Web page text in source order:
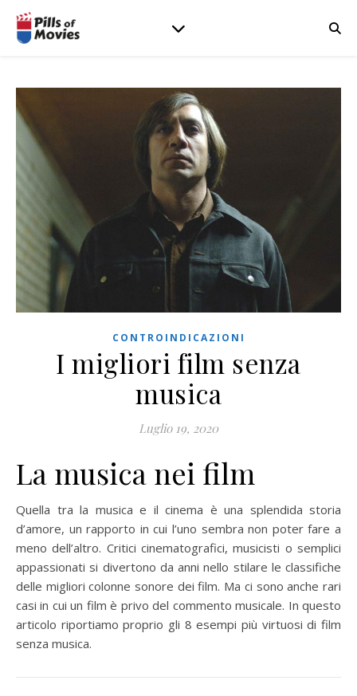
CONTROINDICAZIONI
I migliori film senza
musica
Luglio 19, 2020
La musica nei film
Quella tra la musica e il cinema è una splendida storia
d’amore, un rapporto in cui l’uno sembra non poter fare a
meno dell’altro. Critici cinematografici, musicisti o semplici
appassionati si divertono da anni nello stilare le classifiche
delle migliori colonne sonore dei film. Ma ci sono anche rari
casi in cui un film è privo del commento musicale. In questo
articolo riportiamo proprio gli 8 esempi più virtuosi di film
senza musica.